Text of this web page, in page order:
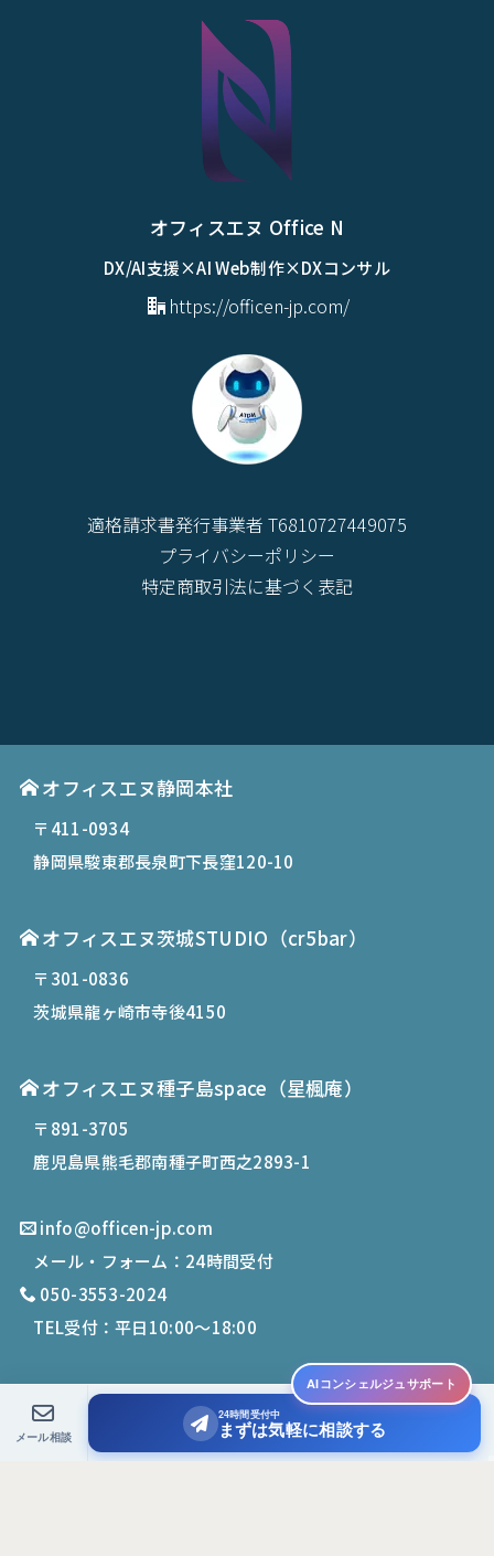
オフィスエヌ Office N
DX/AI支援×AI Web制作×DXコンサル
https://officen-jp.com/
適格請求書発行事業者 T6810727449075
プライバシーポリシー
特定商取引法に基づく表記
オフィスエヌ静岡本社
〒411-0934
静岡県駿東郡長泉町下長窪120-10
オフィスエヌ茨城STUDIO（cr5bar）
〒301-0836
茨城県龍ヶ崎市寺後4150
オフィスエヌ種子島space （星楓庵）
〒891-3705
鹿児島県熊毛郡南種子町西之2893-1
info@officen-jp.com
メール・フォーム：24時間受付
050-3553-2024
TEL受付：平日10:00〜18:00
2026Office N. All Rights Reserved.
AIコンシェルジュサポート
メール相談
24時間受付中
まずは気軽に相談する